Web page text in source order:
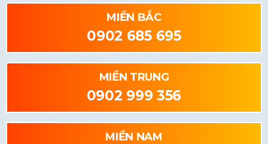
MIỀN BẮC
0902 685 695
MIỀN TRUNG
0902 999 356
MIỀN NAM